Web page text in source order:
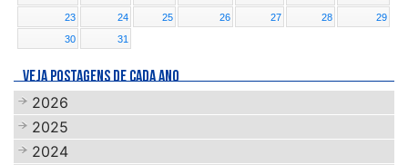
23
24 25 26 27 28
29
30
31
VEJA POSTAGENS DE CADA ANO
2026
2025
2024